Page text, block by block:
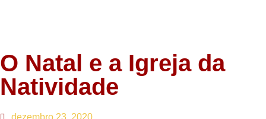
O Natal e a Igreja da
Natividade